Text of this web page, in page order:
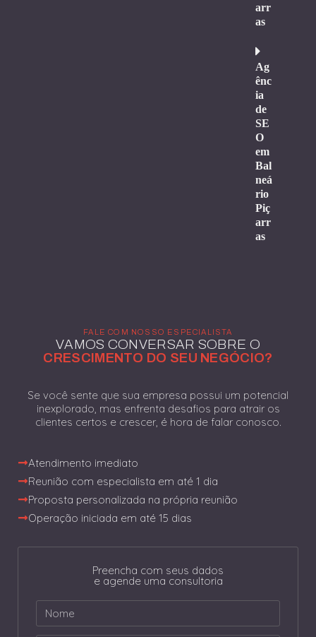
arr
as
Ag
ênc
ia
de
SE
O
em
Bal
neá
rio
Piç
arr
as
FALE COM NOSSO ESPECIALISTA
VAMOS CONVERSAR SOBRE O
CRESCIMENTO DO SEU NEGÓCIO?
Se você sente que sua empresa possui um potencial
inexplorado, mas enfrenta desafios para atrair os
clientes certos e crescer, é hora de falar conosco.
Atendimento imediato
Reunião com especialista em até 1 dia
Proposta personalizada na própria reunião
Operação iniciada em até 15 dias
Preencha com seus dados
e agende uma consultoria